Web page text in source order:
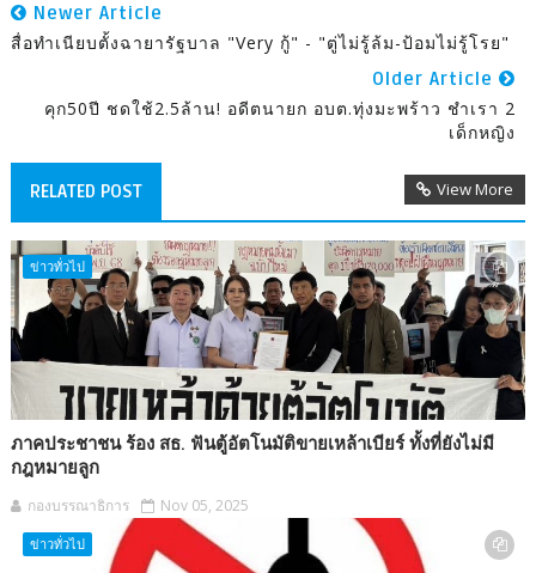
Newer Article
สื่อทำเนียบตั้งฉายารัฐบาล "very กู้" - "ตู่ไม่รู้ล้ม-ป้อมไม่รู้โรย"
Older Article
คุก50ปี ชดใช้2.5ล้าน! อดีตนายก อบต.ทุ่งมะพร้าว ชำเรา 2
เด็กหญิง
RELATED POST View More
ข่าวทั่วไป
ภาคประชาชน ร้อง สธ. ฟันตู้อัตโนมัติขายเหล้าเบียร์ ทั้งที่ยังไม่มี
กฎหมายลูก
กองบรรณาธิการ Nov 05, 2025
ข่าวทั่วไป